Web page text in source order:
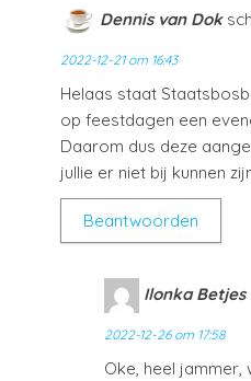
Dennis van Dok
2022-12-21 om 16:43
Helaas staat
op feestdagen een
Daarom dus deze
jullie er niet bij kunnen
Beantwoorden
Ilonka Betjes
2022-12-26 om 17:58
Oke, heel jammer,